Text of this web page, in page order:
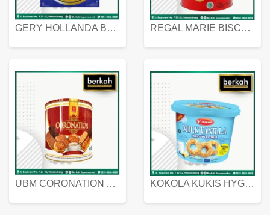
GERY HOLLANDA BUTTER COOKIES 450 GRAM REGAL MARIE BISCUIT KALENG 550 GRAM
UBM CORONATION ASSORTED BISKUIT KALENG 450 GRAM KOKOLA KUKIS HYGIENIC MILK VANILLA PACK 320 GR